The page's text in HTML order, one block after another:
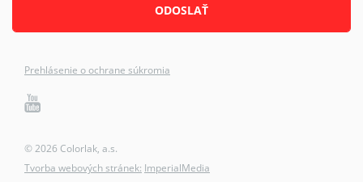
Prehlásenie o ochrane súkromia
© 2026 Colorlak, a.s.
Tvorba webových stránek: ImperialMedia